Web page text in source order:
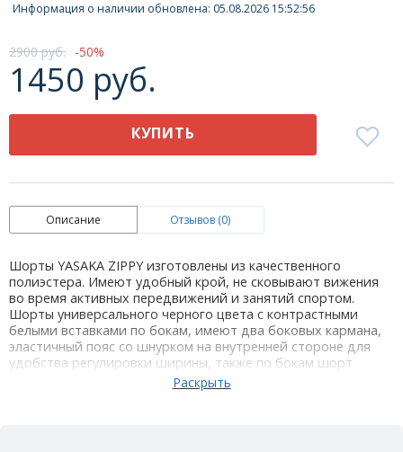
Информация о наличии обновлена: 05.08.2026 15:52:56
2900 руб. 50
1450 руб.
КУПИТЬ
Описание Отзывов (0)
Шорты YASAKA ZIPPY изготовлены из качественного
полиэстера. Имеют удобный крой, не сковывают вижения
во время активных передвижений и занятий спортом.
Шорты универсального черного цвета с контрастными
белыми вставками по бокам, имеют два боковых кармана,
эластичный пояс со шнурком на внутренней стороне для
удобства регулировки ширины, также по бокам шорт
небольшие разрезы, которые обеспечивают комфорт и
свободу во время движений.